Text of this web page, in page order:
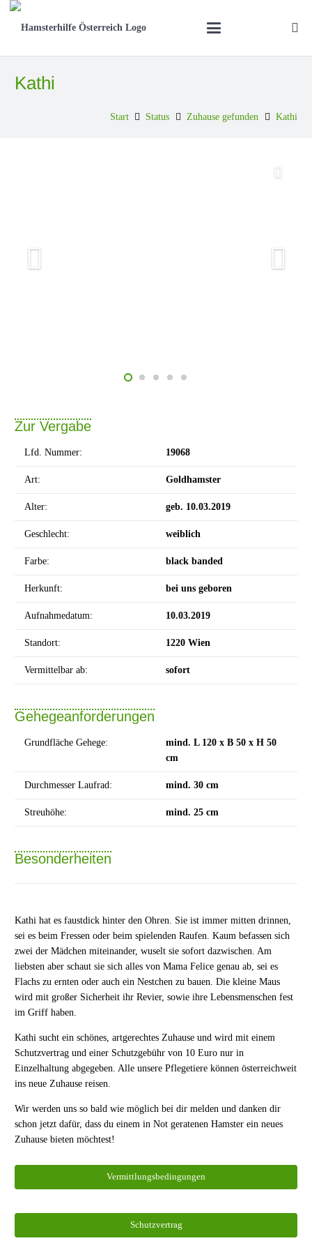
Kathi
Start Status Zuhause gefunden Kathi
Zur Vergabe
Lfd. Nummer: 19068
Art: Goldhamster
Alter: geb. 10.03.2019
Geschlecht: weiblich
Farbe: black banded
Herkunft: bei uns geboren
Aufnahmedatum: 10.03.2019
Standort: 1220 Wien
Vermittelbar ab: sofort
Gehegeanforderungen
Grundfläche Gehege:
mind. L 120 x B 50 x H 50
cm
Durchmesser Laufrad: mind. 30 cm
Streuhöhe: mind. 25 cm
Besonderheiten
Kathi hat es faustdick hinter den Ohren. Sie ist immer mitten drinnen,
sei es beim Fressen oder beim spielenden Raufen. Kaum befassen sich
zwei der Mädchen miteinander, wuselt sie sofort dazwischen. Am
liebsten aber schaut sie sich alles von Mama Felice genau ab, sei es
Flachs zu ernten oder auch ein Nestchen zu bauen. Die kleine Maus
wird mit großer Sicherheit ihr Revier, sowie ihre Lebensmenschen fest
im Griff haben.
Kathi sucht ein schönes, artgerechtes Zuhause und wird mit einem
Schutzvertrag und einer Schutzgebühr von 10 Euro nur in
Einzelhaltung abgegeben. Alle unsere Pflegetiere können österreichweit
ins neue Zuhause reisen.
Wir werden uns so bald wie möglich bei dir melden und danken dir
schon jetzt dafür, dass du einem in Not geratenen Hamster ein neues
Zuhause bieten möchtest!
Vermittlungsbedingungen
Schutzvertrag